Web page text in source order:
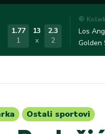
1.77
1
13
x
2.3
2
Los
Golden
Ostali sportovi